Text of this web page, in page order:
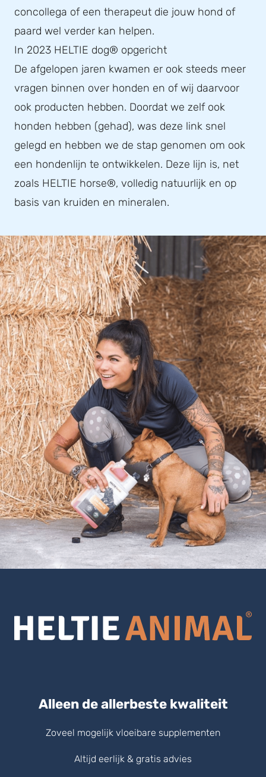
concollega of een therapeut die jouw hond of
paard wel verder kan helpen.
In 2023 HELTIE dog® opgericht
De afgelopen jaren kwamen er ook steeds meer
vragen binnen over honden en of wij daarvoor
ook producten hebben. Doordat we zelf ook
honden hebben (gehad), was deze link snel
gelegd en hebben we de stap genomen om ook
een hondenlijn te ontwikkelen. Deze lijn is, net
zoals HELTIE horse®, volledig natuurlijk en op
basis van kruiden en mineralen.
Alleen de allerbeste kwaliteit
Zoveel mogelijk vloeibare supplementen
Altijd eerlijk & gratis advies